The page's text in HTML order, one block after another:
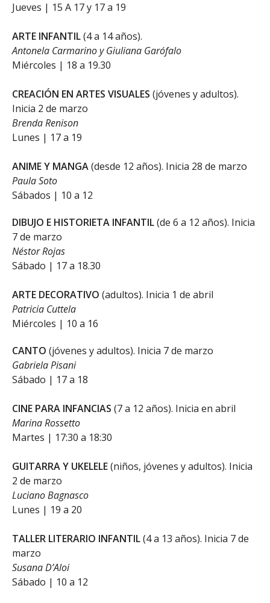
Jueves | 15 A 17 y 17 a 19
ARTE INFANTIL(4 a 14 años).
Antonela Carmarino y Giuliana Garófalo
Miércoles | 18 a 19.30
CREACIÓN EN ARTES VISUALES (jóvenes y adultos).
Inicia 2 de marzo
Brenda Renison
Lunes | 17 a 19
ANIME Y MANGA(desde 12 años). Inicia 28 de marzo
Paula Soto
Sábados | 10 a 12
DIBUJO E HISTORIETA INFANTIL(de 6 a 12 años). Inicia
7 de marzo
Néstor Rojas
Sábado | 17 a 18.30
ARTE DECORATIVO (adultos). Inicia 1 de abril
Patricia Cuttela
Miércoles | 10 a 16
CANTO (jóvenes y adultos). Inicia 7 de marzo
Gabriela Pisani
Sábado | 17 a 18
CINE PARA INFANCIAS (7 a 12 años). Inicia en abril
Marina Rossetto
Martes | 17:30 a 18:30
GUITARRA Y UKELELE(niños, jóvenes y adultos). Inicia
2 de marzo
Luciano Bagnasco
Lunes | 19 a 20
TALLER LITERARIO INFANTIL(4 a 13 años). Inicia 7 de
marzo
Susana D’Aloi
Sábado | 10 a 12